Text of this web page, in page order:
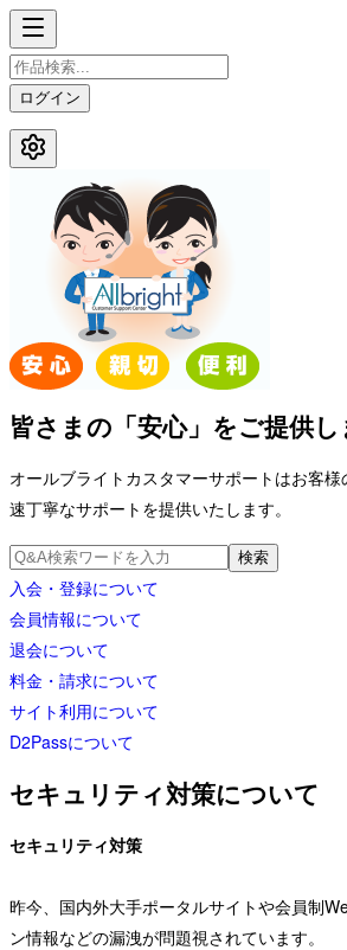
ログイン
皆さまの「安心」をご提供し
オールブライトカスタマーサポートはお客
速丁寧なサポートを提供いたします。
入会・登録について
会員情報について
退会について
料金・請求について
サイト利用について
D2Passについて
セキュリティ対策について
セキュリティ対策
昨今、国内外大手ポータルサイトや会員制
ン情報などの漏洩が問題視されています。